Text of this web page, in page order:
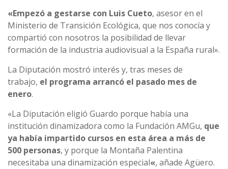
«Empezó a gestarse con Luis Cueto, asesor en el
Ministerio de Transición Ecológica, que nos conocía y
compartió con nosotros la posibilidad de llevar
formación de la industria audiovisual a la España rural».
La Diputación mostró interés y, tras meses de
trabajo, el programa arrancó el pasado mes de
enero.
«La Diputación eligió Guardo porque había una
institución dinamizadora como la Fundación AMGu, que
ya había impartido cursos en esta área a más de
500 personas, y porque la Montaña Palentina
necesitaba una dinamización especial«, añade Agüero.